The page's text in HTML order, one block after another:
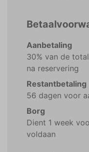
Aanbetaling
30% van de
na reservering
Restantbetaling
56 dagen voor
Borg
Dient 1 week
voldaan